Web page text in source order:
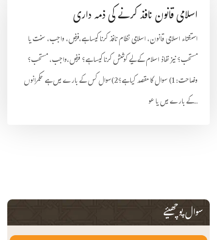
اسلامی قانون نافذ کرنے کی ذمہ داری
استفتاء اسلامی قانون، اسلامی نظام نافذ کرنا کیسا ہے،فرض، واجب، سنت یا
مستحب؟ نیز نفاذ اسلام کے لیے کوشش کرنا کیسا ہے؟ فرض،واجب، مستحب؟
وضاحت: 1) سوال کا مقصد کیا ہے؟2)سوال کس کے بارے میں ہے حکمرانوں
کے بارے میں یا عو...
سوال پوچھیئے